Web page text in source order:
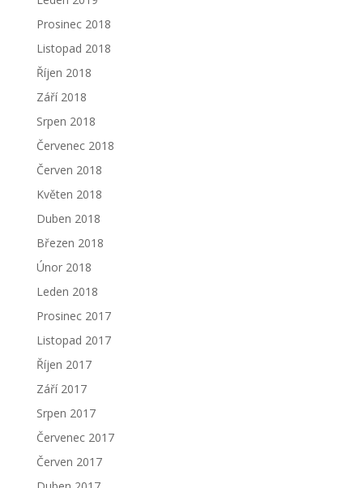
Prosinec 2018
Listopad 2018
Říjen 2018
Září 2018
Srpen 2018
Červenec 2018
Červen 2018
Květen 2018
Duben 2018
Březen 2018
Únor 2018
Leden 2018
Prosinec 2017
Listopad 2017
Říjen 2017
Září 2017
Srpen 2017
Červenec 2017
Červen 2017